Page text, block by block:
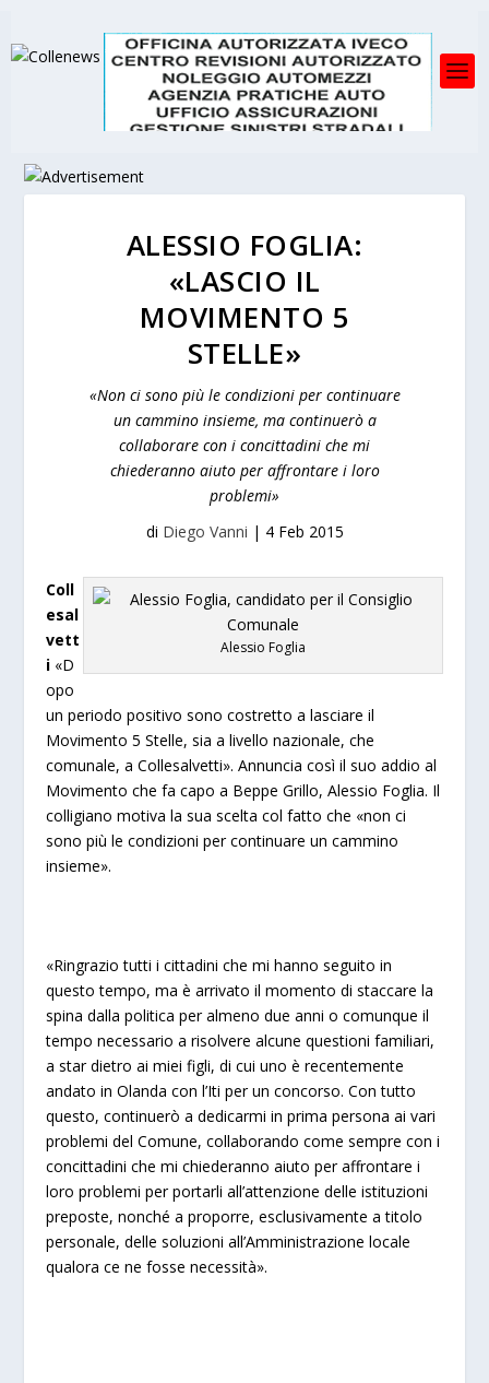
ALESSIO FOGLIA:
«LASCIO IL
MOVIMENTO 5
STELLE»
«Non ci sono più le condizioni per continuare
un cammino insieme, ma continuerò a
collaborare con i concittadini che mi
chiederanno aiuto per affrontare i loro
problemi»
di Diego Vanni | 4 Feb 2015
Alessio Foglia
Coll
esal
vett
i «D
opo
un periodo positivo sono costretto a lasciare il
Movimento 5 Stelle, sia a livello nazionale, che
comunale, a Collesalvetti». Annuncia così il suo addio al
Movimento che fa capo a Beppe Grillo, Alessio Foglia. Il
colligiano motiva la sua scelta col fatto che «non ci
sono più le condizioni per continuare un cammino
insieme».
«Ringrazio tutti i cittadini che mi hanno seguito in
questo tempo, ma è arrivato il momento di staccare la
spina dalla politica per almeno due anni o comunque il
tempo necessario a risolvere alcune questioni familiari,
a star dietro ai miei figli, di cui uno è recentemente
andato in Olanda con l’Iti per un concorso. Con tutto
questo, continuerò a dedicarmi in prima persona ai vari
problemi del Comune, collaborando come sempre con i
concittadini che mi chiederanno aiuto per affrontare i
loro problemi per portarli all’attenzione delle istituzioni
preposte, nonché a proporre, esclusivamente a titolo
personale, delle soluzioni all’Amministrazione locale
qualora ce ne fosse necessità».